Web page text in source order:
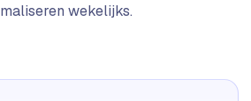
wekelijks.